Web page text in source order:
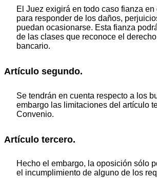
El Juez exigirá en todo caso fianza
para responder de los daños,
puedan ocasionarse. Esta fianza
de las clases que reconoce el
bancario.
Artículo segundo.
Se tendrán en cuenta respecto a los
embargo las limitaciones del artículo
Convenio.
Artículo tercero.
Hecho el embargo, la oposición sólo
el incumplimiento de alguno de los